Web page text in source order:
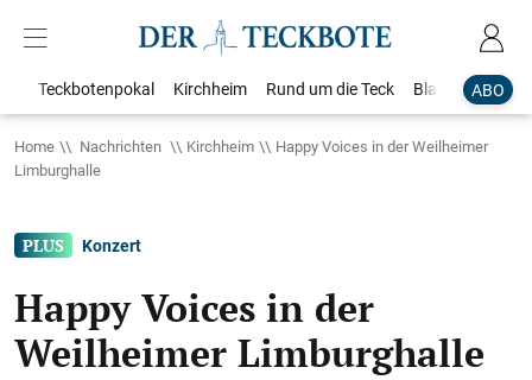
ABO
Teckbotenpokal Kirchheim Rund um die Teck Blaulicht
Home Nachrichten Kirchheim
Happy Voices in der Weilheimer
Limburghalle
Konzert
Happy Voices in der
Weilheimer Limburghalle